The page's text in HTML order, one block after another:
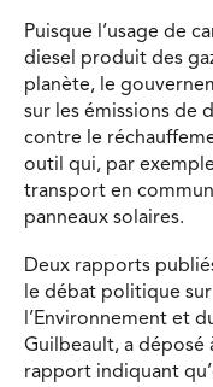
Puisque l’usage de
diesel produit des
planète, le
sur les émissions de
contre le
outil qui, par
transport en
panneaux solaires.
Deux rapports
le débat politique
l’Environnement et
Guilbeault, a déposé
rapport indiquant